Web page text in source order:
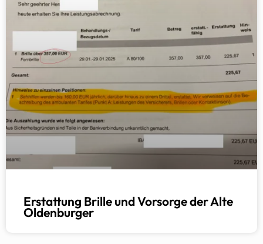
Erstattung Brille und Vorsorge der Alte
Oldenburger